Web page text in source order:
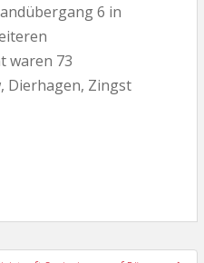
6 in
waren 73
Dierhagen, Zingst